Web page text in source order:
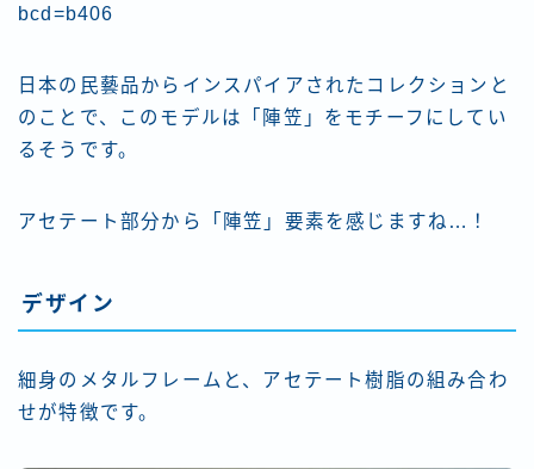
bcd=b406
日本の民藝品からインスパイアされたコレクションと
のことで、このモデルは「陣笠」をモチーフにしてい
るそうです。
アセテート部分から「陣笠」要素を感じますね…！
デザイン
細身のメタルフレームと、アセテート樹脂の組み合わ
せが特徴です。